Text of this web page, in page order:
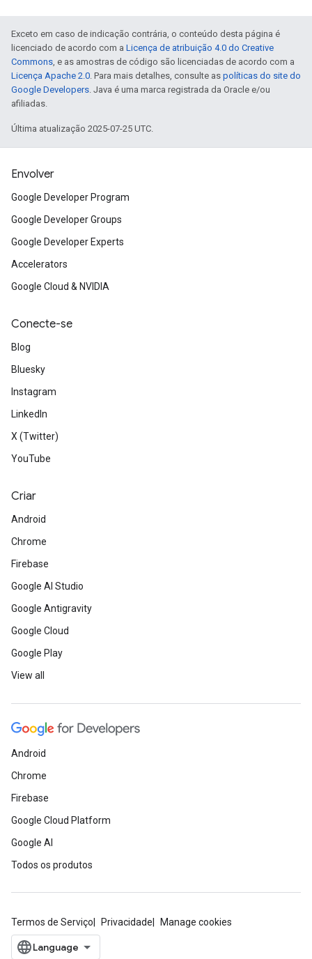
Exceto em caso de indicação contrária, o conteúdo desta página é
licenciado de acordo com a Licença de atribuição 4.0 do Creative
Commons, e as amostras de código são licenciadas de acordo com a
Licença Apache 2.0. Para mais detalhes, consulte as políticas do site do
Google Developers. Java é uma marca registrada da Oracle e/ou
afiliadas.
Última atualização 2025-07-25 UTC.
Envolver
Google Developer Program
Google Developer Groups
Google Developer Experts
Accelerators
Google Cloud & NVIDIA
Conecte-se
Blog
Bluesky
Instagram
LinkedIn
X (Twitter)
YouTube
Criar
Android
Chrome
Firebase
Google AI Studio
Google Antigravity
Google Cloud
Google Play
View all
Android
Chrome
Firebase
Google Cloud Platform
Google AI
Todos os produtos
Termos de Serviço Privacidade Manage cookies